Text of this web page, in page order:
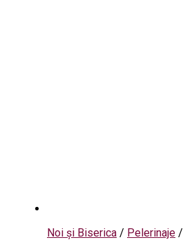
Noi și Biserica / Pelerinaje /